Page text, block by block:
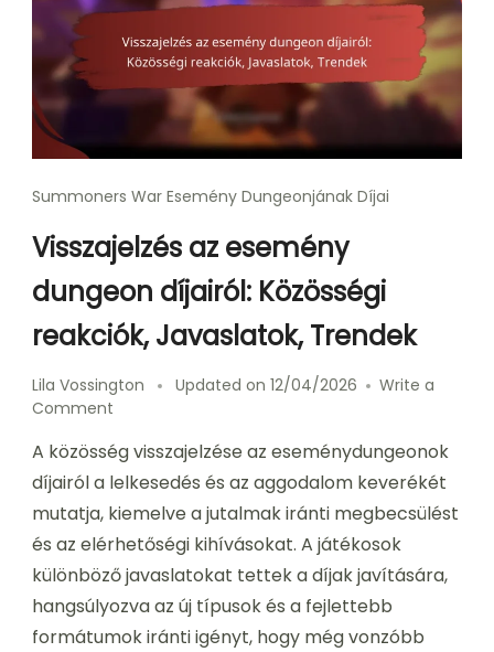
Summoners War Esemény Dungeonjának Díjai
Visszajelzés az esemény
dungeon díjairól: Közösségi
reakciók, Javaslatok, Trendek
Lila Vossington Updated on 12/04/2026
Write a
Comment
az
esemény
díjairól:
Közösségi
reakciók,
Javaslatok,
Trendek
A közösség visszajelzése az eseménydungeonok
díjairól a lelkesedés és az aggodalom keverékét
mutatja, kiemelve a jutalmak iránti megbecsülést
és az elérhetőségi kihívásokat. A játékosok
különböző javaslatokat tettek a díjak javítására,
hangsúlyozva az új típusok és a fejlettebb
formátumok iránti igényt, hogy még vonzóbb